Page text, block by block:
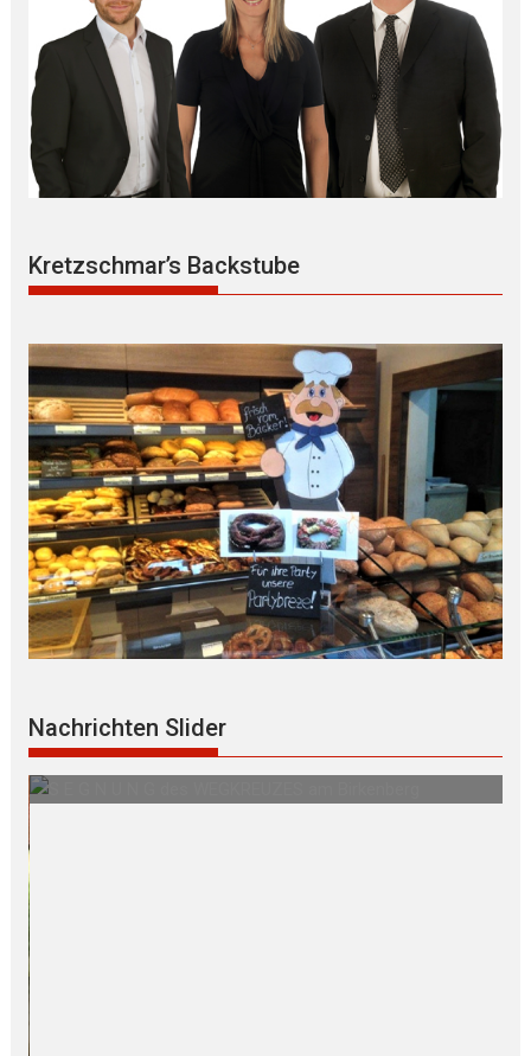
Kretzschmar’s Backstube
Nachrichten Slider